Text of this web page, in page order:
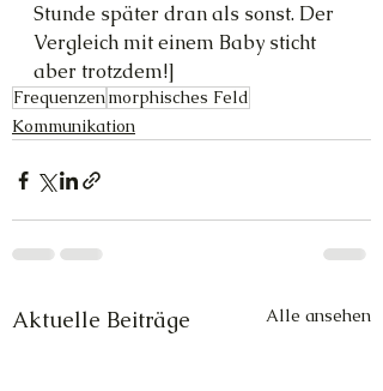
Stunde später dran als sonst. Der
Vergleich mit einem Baby sticht
aber trotzdem!]
Frequenzenmorphisches Feld
Kommunikation
Aktuelle Beiträge Alle ansehen